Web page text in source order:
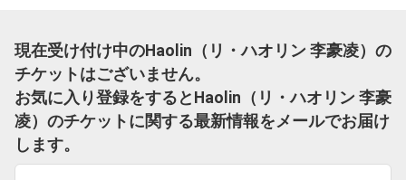
現在受け付け中のHaolin（リ・ハオリン 李豪凌）の
チケットはございません。
お気に入り登録をするとHaolin（リ・ハオリン 李豪
凌）のチケットに関する最新情報をメールでお届け
します。